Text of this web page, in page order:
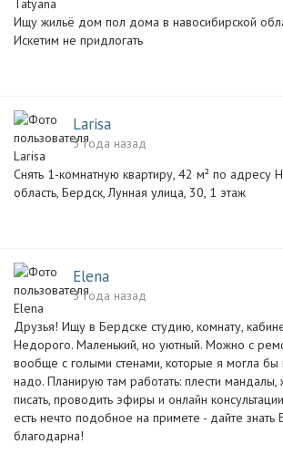
Ищу жильё дом пол дома в навосибирской
Искетим не придлогать
Larisa
3 года назад
Снять 1-комнатную квартиру, 42 м² по адресу
область, Бердск, Лунная улица, 30, 1 этаж
Elena
3 года назад
Друзья! Ищу в Бердске студию, комнату,
Недорого. Маленький, но уютный. Можно с
вообще с голыми стенами, которые я могла бы
надо. Планирую там работать: плести мандалы,
писать, проводить эфиры и онлайн
есть нечто подобное на примете - дайте
благодарна!